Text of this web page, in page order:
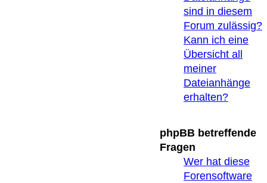
sind in diesem
Forum zulässig?
Kann ich eine
Übersicht all
meiner
Dateianhänge
erhalten?
phpBB betreffende
Fragen
Wer hat diese
Forensoftware